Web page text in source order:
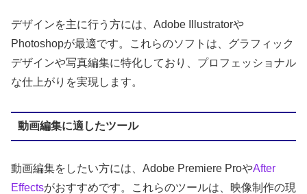
デザインを主に行う方には、Adobe Illustratorや
Photoshopが最適です。これらのソフトは、グラフィック
デザインや写真編集に特化しており、プロフェッショナル
な仕上がりを実現します。
動画編集に適したツール
動画編集をしたい方には、Adobe Premiere ProやAfter
Effectsがおすすめです。これらのツールは、映像制作の現